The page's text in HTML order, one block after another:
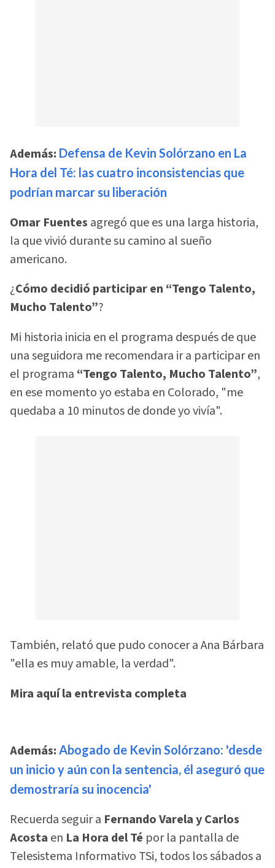
Además: Defensa de Kevin Solórzano en La
Hora del Té: las cuatro inconsistencias que
podrían marcar su liberación
Omar Fuentes agregó que es una larga historia,
la que vivió durante su camino al sueño
americano.
¿Cómo decidió participar en “Tengo Talento,
Mucho Talento”?
Mi historia inicia en el programa después de que
una seguidora me recomendara ir a participar en
el programa “Tengo Talento, Mucho Talento”,
en ese momento yo estaba en Colorado, "me
quedaba a 10 minutos de donde yo vivía".
También, relató que pudo conocer a Ana Bárbara
"ella es muy amable, la verdad".
Mira aquí la entrevista completa
Además: Abogado de Kevin Solórzano: 'desde
un inicio y aún con la sentencia, él aseguró que
demostraría su inocencia'
Recuerda seguir a Fernando Varela y Carlos
Acosta en La Hora del Té por la pantalla de
Telesistema Informativo TSi, todos los sábados a